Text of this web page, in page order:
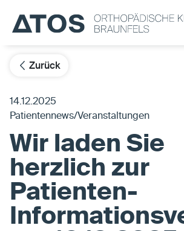
Zurück
14.12.2025
Patientennews/Veranstaltungen
Wir laden Sie
herzlich zur
Patienten-